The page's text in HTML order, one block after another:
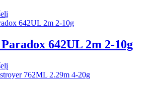
642UL 2m 2-10g